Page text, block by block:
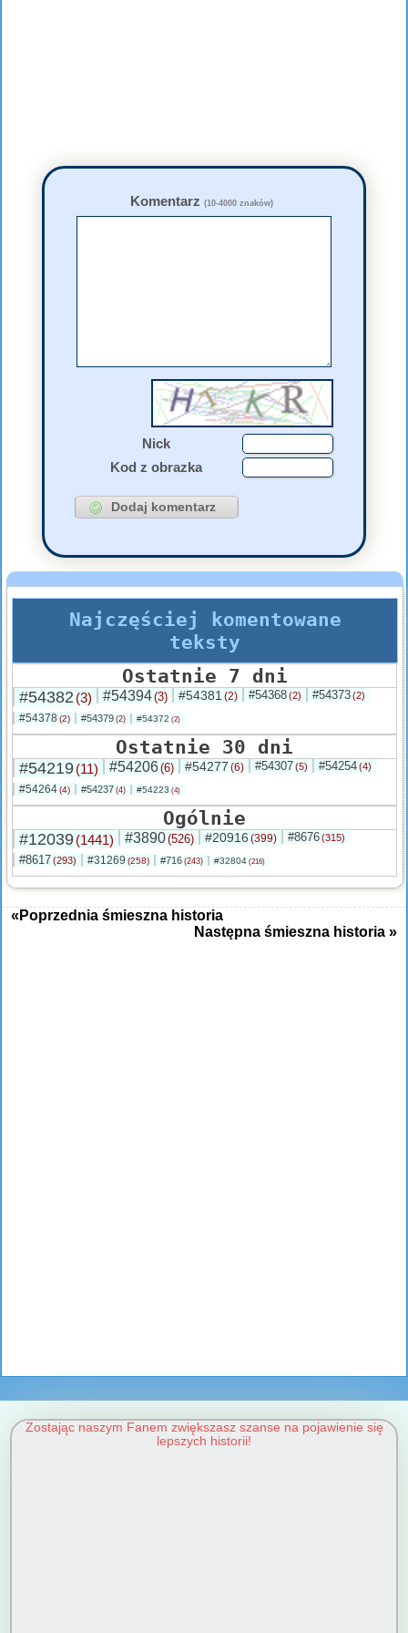
Komentarz (10-4000 znaków)
Nick
Kod z obrazka
Najczęściej komentowane
teksty
Ostatnie 7 dni
#54382 (3) #54394(3) #54381 (2) #54368(2) #54373(2)
#54378 (2) #54379 (2) #54372 (2)
Ostatnie 30 dni
#54219(11) #54206(6) #54277 (6) #54307(5) #54254(4)
#54264(4) #54237 (4) #54223 (4)
Ogólnie
#12039(1441) #3890(526) #20916 (399) #8676(315)
#8617(293) #31269 (258) #716 (243) #32804 (216)
«Poprzednia śmieszna historia
Następna śmieszna historia »
Zostając naszym Fanem zwiększasz szanse na pojawienie się
lepszych historii!